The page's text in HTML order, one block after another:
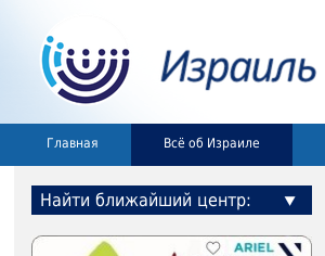
Главная Всё об Израиле
Найти ближайший центр: